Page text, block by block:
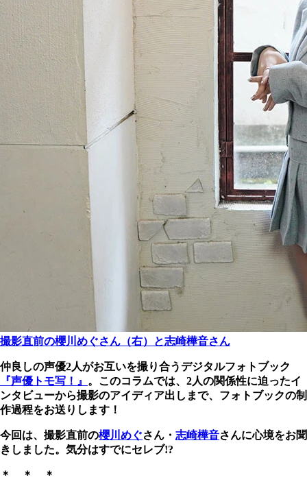
撮影直前の櫻川めぐさん（右）と志崎樺音さん
仲良しの声優2人がお互いを撮り合うデジタルフォトブック
『声優トモ写！』 。このコラムでは、2人の関係性に迫ったイ
ンタビューから撮影のアイディア出しまで、フォトブックの制
作過程をお送りします！
今回は、撮影直前の櫻川めぐさん・ 志崎樺音さんに心境をお聞
きしました。気分はすでにセレブ!?
＊ ＊ ＊